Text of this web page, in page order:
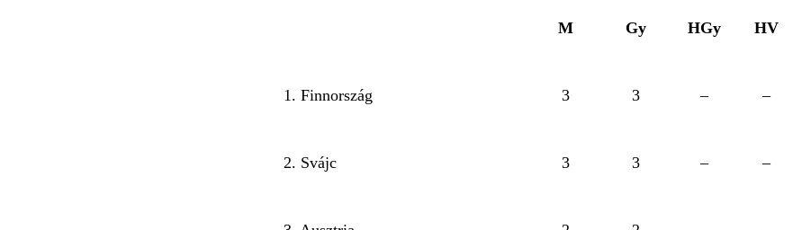
M Gy HGy HV
1. Finnország 3 3 – –
2. Svájc 3 3 – –